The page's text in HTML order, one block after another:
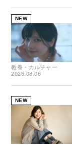
NEW
教養・カルチャー
2026.08.08
NEW